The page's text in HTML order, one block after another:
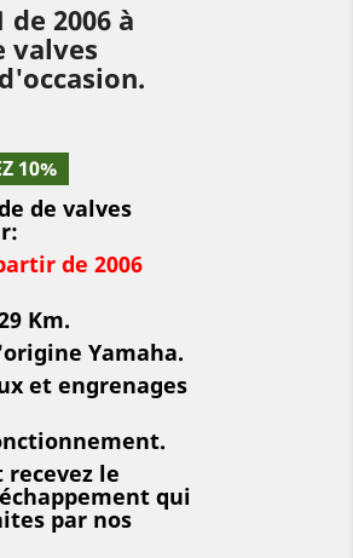
de 2006 à
valves
10%
de valves
de 2006
Km.
Yamaha.
et engrenages
recevez le
qui
par nos